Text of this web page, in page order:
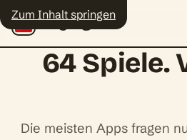
Zum Inhalt springen
Polyingo
64 Spiele.
Die meisten Apps fragen